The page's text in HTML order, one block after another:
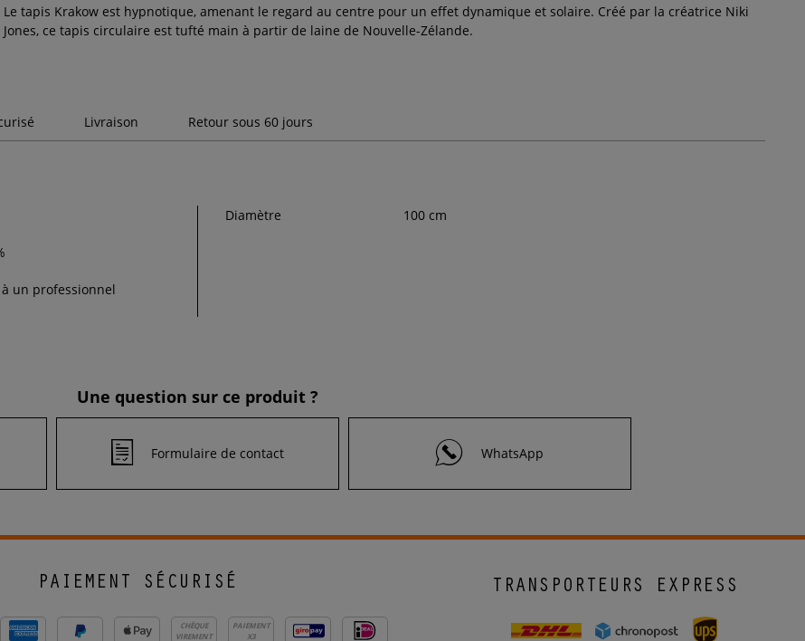
Le tapis Krakow est hypnotique, amenant le regard au centre pour un effet dynamique et solaire. Créé par la créatrice Niki
Jones, ce tapis circulaire est tufté main à partir de laine de Nouvelle-Zélande.
Livraison Retour sous 60 jours
un professionnel
Diamètre 100 cm
Une question sur ce produit ?
Formulaire de contact WhatsApp
PAIEMENT SÉCURISÉ
CHÈQUE
VIREMENT
PAIEMENT
X3
TRANSPORTEURS EXPRESS